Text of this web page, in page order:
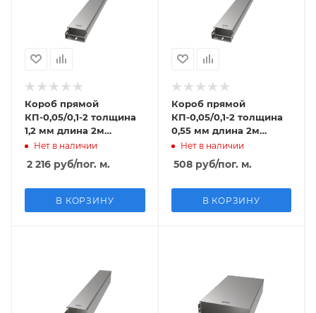
Короб прямой
КП-0,05/0,1-2 толщина
1,2 мм длина 2м
нержавеющая сталь
Нет в наличии
2 216 руб/пог. м.
В КОРЗИНУ
Короб прямой
КП-0,05/0,1-2 толщина
0,55 мм длина 2м
крашенный
Нет в наличии
508руб/пог. м.
В КОРЗИНУ